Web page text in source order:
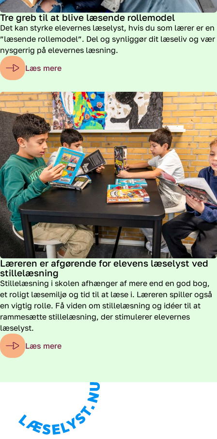
Tre greb til at blive læsende rollemodel
Det kan styrke elevernes læselyst, hvis du som lærer er en
”læsende rollemodel”. Del og synliggør dit læseliv og vær
nysgerrig på elevernes læsning.
Læs mere
Læreren er afgørende for elevens læselyst ved
stillelæsning
Stillelæsning i skolen afhænger af mere end en god bog,
et roligt læsemiljø og tid til at læse i. Læreren spiller også
en vigtig rolle. Få viden om stillelæsning og idéer til at
rammesætte stillelæsning, der stimulerer elevernes
læselyst.
Læs mere